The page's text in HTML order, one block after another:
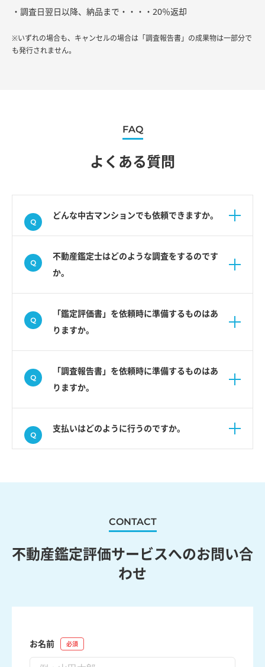
・調査日翌日以降、納品まで・・・・20％返却
※いずれの場合も、キャンセルの場合は「調査報告書」の成果物は一部分で
も発行されません。
FAQ
よくある質問
どんな中古マンションでも依頼できますか。
不動産鑑定士はどのような調査をするのです
か。
「鑑定評価書」を依頼時に準備するものはあ
りますか。
「調査報告書」を依頼時に準備するものはあ
りますか。
支払いはどのように行うのですか。
CONTACT
不動産鑑定評価サービスへのお問い合
わせ
お名前